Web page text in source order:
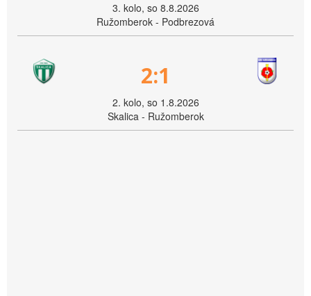
3. kolo, so 8.8.2026
Ružomberok - Podbrezová
2:1
2. kolo, so 1.8.2026
Skalica - Ružomberok